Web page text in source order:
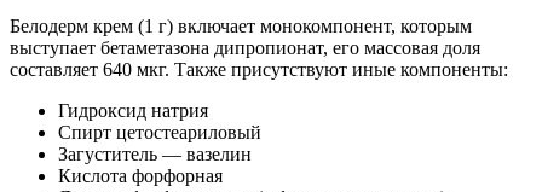
Белодерм крем (1 г) включает монокомпонент, которым
выступает бетаметазона дипропионат, его массовая доля
составляет 640 мкг. Также присутствуют иные компоненты:
Гидроксид натрия
Спирт цетостеариловый
Загуститель — вазелин
Кислота форфорная